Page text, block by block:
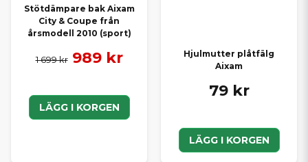
Stötdämpare bak Aixam
City & Coupe från
årsmodell 2010 (sport)
1 699 kr 989 kr
LÄGG I KORGEN
Hjulmutter plåtfälg
Aixam
79 kr
LÄGG I KORGEN